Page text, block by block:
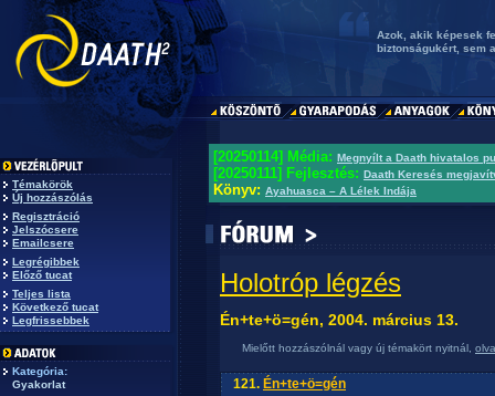
Azok, akik képesek
biztonságukért, sem
Témakörök
Új hozzászólás
Regisztráció
Jelszócsere
Emailcsere
Legrégibbek
Előző tucat
Teljes lista
Következő tucat
Legfrissebbek
Kategória:
Gyakorlat
[20250114] Média: Megnyílt a Daath hivatalos
[20250111] Fejlesztés: Daath Keresés
Könyv: Ayahuasca – A Lélek Indája
Holotróp légzés
Én+te+ö=gén, 2004. március 13.
Mielőtt hozzászólnál vagy új témakört nyitnál,
121. Én+te+ö=gén